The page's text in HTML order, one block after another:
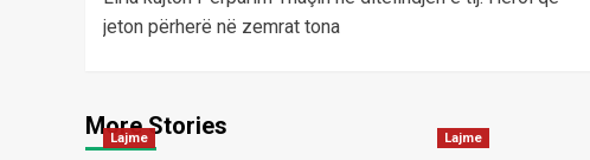
navigation
jeton përherë në zemrat tona
More Stories
Lajme Lajme